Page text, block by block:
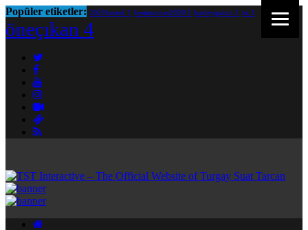
Popüler etiketler: 2020bestof 1 bestmovies2020 1 harleyquinn 1 tst 1
öneçıkan 4